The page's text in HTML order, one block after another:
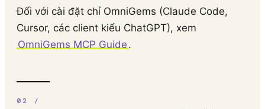
Đối với cài đặt chỉ OmniGems (Claude Code,
Cursor, các client kiểu ChatGPT), xem
OmniGems MCP Guide.